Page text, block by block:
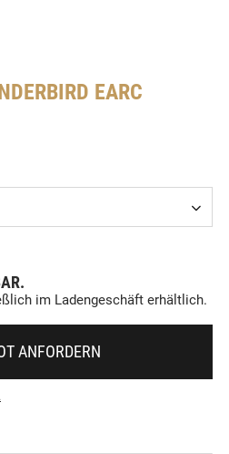
EARC
im Ladengeschäft erhältlich.
ANFORDERN